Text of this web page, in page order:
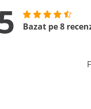
Bazat pe 8